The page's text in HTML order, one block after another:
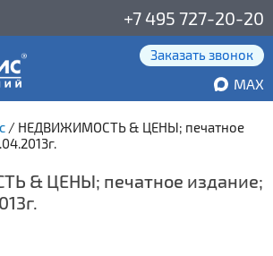
+7 495 727-20-20
Заказать звонок
MAX
/ НЕДВИЖИМОСТЬ & ЦЕНЫ; печатное
& ЦЕНЫ; печатное издание;